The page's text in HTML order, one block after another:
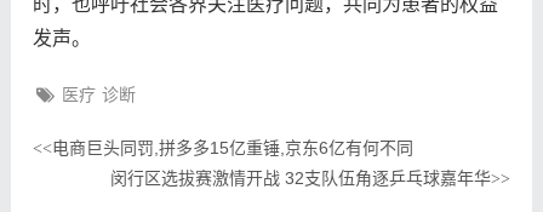
发声。
医疗 诊断
<<电商巨头同罚,拼多多15亿重锤,京东6亿有何不同
闵行区选拔赛激情开战 32支队伍角逐乒乓球嘉年华>>